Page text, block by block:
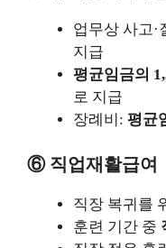
업무상 사고·
지급
평균임금의
로 지급
장례비: 평균
⑥ 직업재활급여
직장 복귀를
훈련 기간 중